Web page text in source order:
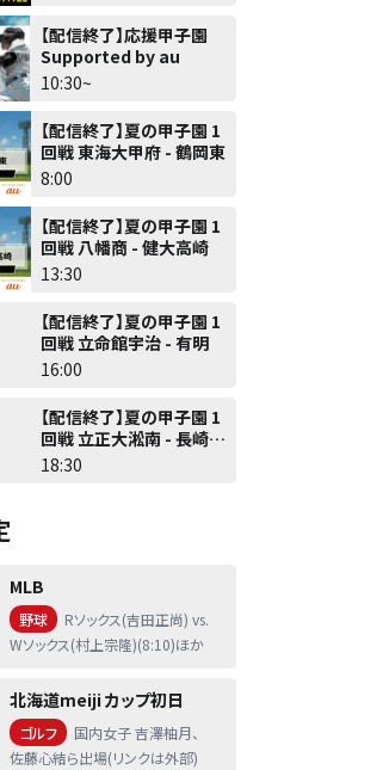
【配信終了】応援甲子園
Supported by au
10:30~
【配信終了】夏の甲子園 1
回戦 東海大甲府 - 鶴岡東
8:00
【配信終了】夏の甲子園 1
回戦 八幡商 - 健大高崎
13:30
【配信終了】夏の甲子園 1
回戦 立命館宇治 - 有明
16:00
【配信終了】夏の甲子園 1
回戦 立正大淞南 - 長崎日
大
18:30
MLB
野球
Rソックス(吉田正尚) vs.
Wソックス(村上宗隆)(8:10)ほか
北海道meiji カップ初日
ゴルフ
国内女子 吉澤柚月、
佐藤心結ら出場(リンクは外部)